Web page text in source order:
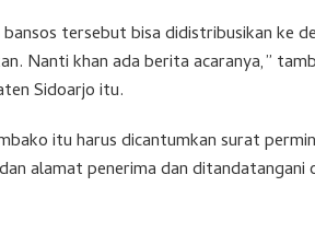
tersebut bisa didistribusikan ke
Nanti khan ada berita acaranya,”
Sidoarjo itu.
itu harus dicantumkan surat
alamat penerima dan ditandatangani